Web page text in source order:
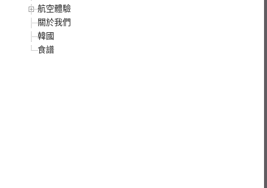
航空體驗
關於我們
韓國
食譜